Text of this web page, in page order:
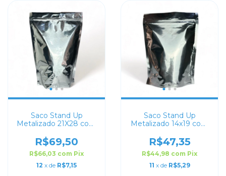
Saco Stand Up
Metalizado 21X28 com
R$69,50
R$66,03 com Pix
12 x de R$7,15
Saco Stand Up
Metalizado 14x19 com
R$47,35
R$44,98 com Pix
11 x de R$5,29